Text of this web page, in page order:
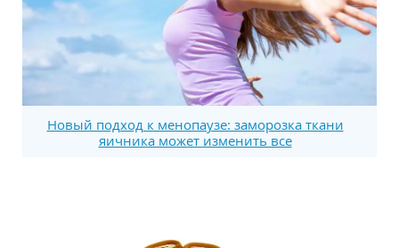
Новый подход к менопаузе: заморозка ткани
яичника может изменить все